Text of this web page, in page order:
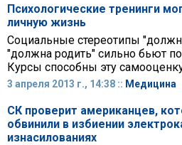
Психологические тренинги
личную жизнь
Социальные стереотипы
"должна родить" сильно бьют
Курсы способны эту
3 апреля 2013 г., 14:38 :: Медицина
СК проверит американцев,
обвинили в избиении
изнасилованиях